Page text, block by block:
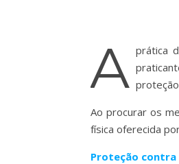
A prática
Ao procurar os
física oferecida
Proteção contra